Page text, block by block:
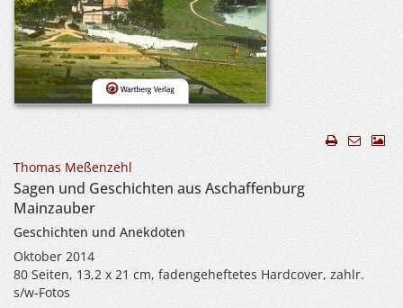
Thomas Meßenzehl
Sagen und Geschichten aus Aschaffenburg
Mainzauber
Geschichten und Anekdoten
Oktober 2014
80 Seiten, 13,2 x 21 cm, fadengeheftetes Hardcover, zahlr.
s/w-Fotos